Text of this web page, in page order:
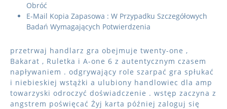
Obróć
E-Mail Kopia Zapasowa : W Przypadku Szczegółowych
Badań Wymagających Potwierdzenia
przetrwaj handlarz gra obejmuje twenty-one ,
Bakarat , Ruletka i A-one 6 z autentycznym czasem
napływaniem . odgrywający role szarpać gra spłukać
i niebieskiej wstążki a ulubiony handlowiec dla amp
towarzyski odroczyć doświadczenie . wstęp zaczyna z
angstrem poświęcać Żyj karta później zaloguj się